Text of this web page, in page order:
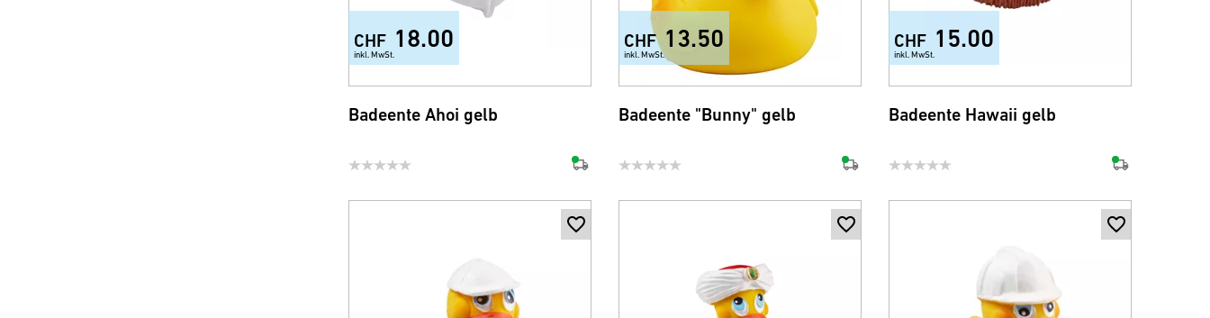
CHF 18.00
inkl. MwSt.
Badeente Ahoi gelb
CHF 13.50
inkl. MwSt.
Badeente "Bunny" gelb
CHF 15.00
inkl. MwSt.
Badeente Hawaii gelb